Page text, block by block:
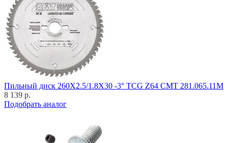
Пильный диск 260X2.5/1.8X30 -3° TCG Z64 CMT 281.065.11M
8 139 р.
Подобрать аналог